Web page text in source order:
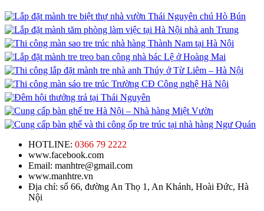
HOTLINE: 0366 79 2222
www.facebook.com
Email: manhtre@gmail.com
www.manhtre.vn
Địa chỉ: số 66, đường An Thọ 1, An Khánh, Hoài Đức, Hà
Nội